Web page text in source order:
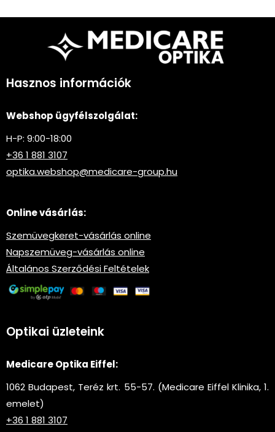
Hasznos információk
Webshop ügyfélszolgálat:
H-P: 9:00-18:00
+36 1 881 3107
optika.webshop@medicare-group.hu
Online vásárlás:
Szemüvegkeret-vásárlás online
Napszemüveg-vásárlás online
Általános Szerződési Feltételek
Optikai üzleteink
Medicare Optika Eiffel:
1062 Budapest, Teréz krt. 55-57. (Medicare Eiffel Klinika, 1.
emelet)
+36 1 881 3107